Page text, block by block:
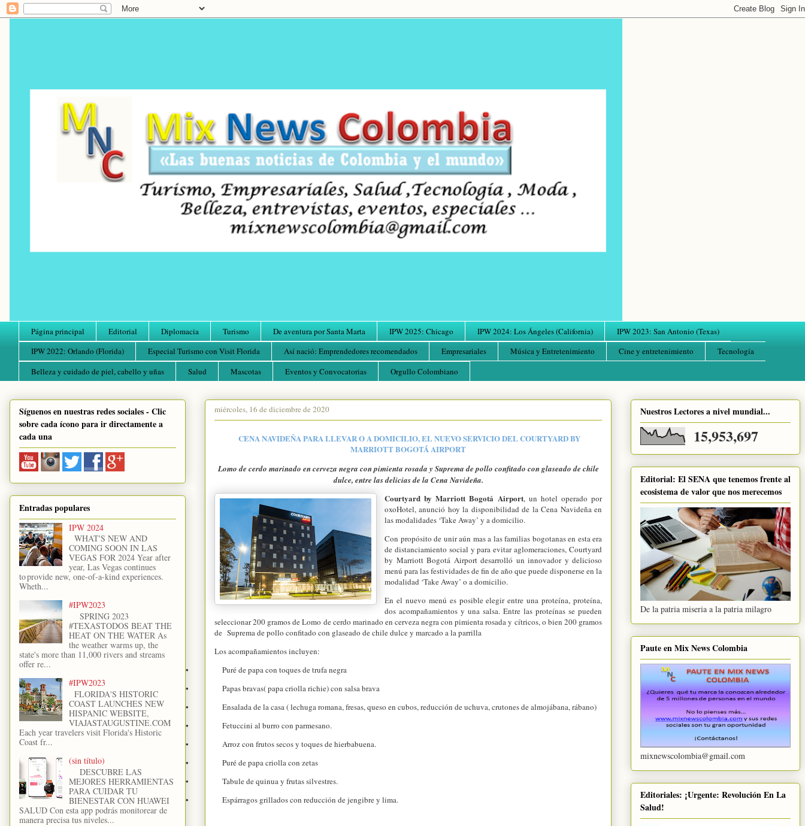
Página principal Editorial Diplomacia Turismo De aventura por Santa Marta IPW 2025: Chicago IPW 2024: Los Ángeles (California)
IPW 2023: San Antonio (Texas)
IPW 2022: Orlando (Florida)
Especial Turismo con Visit Florida Así nació: Emprendedores recomendados Empresariales Música y Entretenimiento Cine y entretenimiento
Tecnología
Belleza y cuidado de piel, cabello y uñas
Salud Mascotas Eventos y Convocatorias Orgullo Colombiano
miércoles, 16 de diciembre de 2020
CENA NAVIDEÑA PARA LLEVAR O A DOMICILIO, EL NUEVO SERVICIO DEL COURTYARD BY
MARRIOTT BOGOTÁ AIRPORT
Lomo de cerdo marinado en cerveza negra con pimienta rosada y Suprema de pollo confitado con glaseado de chile
dulce, entre las delicias de la Cena Navideña.
Courtyard by Marriott Bogotá Airport, un hotel operado por
oxoHotel, anunció hoy la disponibilidad de la Cena Navideña en
las modalidades ‘Take Away’ y a domicilio.
Con propósito de unir aún mas a las familias bogotanas en esta era
de distanciamiento social y para evitar aglomeraciones, Courtyard
by Marriott Bogotá Airport desarrolló un innovador y delicioso
menú para las festividades de fin de año que puede disponerse en la
modalidad ‘Take Away’ o a domicilio.
En el nuevo menú es posible elegir entre una proteína, proteína,
dos acompañamientos y una salsa. Entre las proteínas se pueden
seleccionar 200 gramos de Lomo de cerdo marinado en cerveza negra con pimienta rosada y cítricos, o bien 200 gramos
de Suprema de pollo confitado con glaseado de chile dulce y marcado a la parrilla
Los acompañamientos incluyen:
•
Puré de papa con toques de trufa negra
•
Papas bravas( papa criolla richie) con salsa brava
•
Ensalada de la casa ( lechuga romana, fresas, queso en cubos, reducción de uchuva, crutones de almojábana, rábano)
•
Fetuccini al burro con parmesano.
•
Arroz con frutos secos y toques de hierbabuena.
•
Puré de papa criolla con zetas
•
Tabule de quinua y frutas silvestres.
•
Espárragos grillados con reducción de jengibre y lima.
Síguenos en nuestras redes sociales - Clic
sobre cada ícono para ir directamente a
cada una
Entradas populares
IPW 2024
WHAT'S NEW AND
COMING SOON IN LAS
VEGAS FOR 2024 Year after
year, Las Vegas continues
to provide new, one-of-a-kind experiences.
Wheth...
#IPW2023
SPRING 2023
#TEXASTODOS BEAT THE
HEAT ON THE WATER As
the weather warms up, the
state's more than 11,000 rivers and streams
offer re...
#IPW2023
FLORIDA'S HISTORIC
COAST LAUNCHES NEW
HISPANIC WEBSITE,
VIAJASTAUGUSTINE.COM
Each year travelers visit Florida's Historic
Coast fr...
(sin título)
DESCUBRE LAS
MEJORES HERRAMIENTAS
PARA CUIDAR TU
BIENESTAR CON HUAWEI
SALUD Con esta app podrás monitorear de
manera precisa tus niveles...
Nuestros Lectores a nivel mundial...
15,953,697
Editorial: El SENA que tenemos frente al
ecosistema de valor que nos merecemos
De la patria miseria a la patria milagro
Paute en Mix News Colombia
mixnewscolombia@gmail.com
Editoriales: ¡Urgente: Revolución En La
Salud!